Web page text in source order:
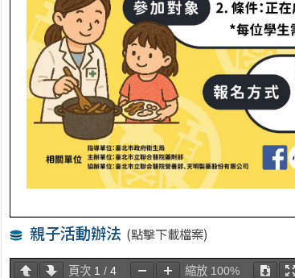
親子活動辦法 (點擊下載檔案)
頁次 1 / 4 縮放 100%